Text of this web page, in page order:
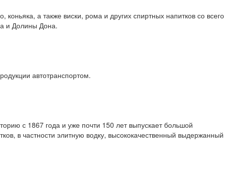
коньяка, а также виски, рома и других спиртных напитков со всего
и Долины Дона.
автотранспортом.
с 1867 года и уже почти 150 лет выпускает большой
в частности элитную водку, высококачественный выдержанный